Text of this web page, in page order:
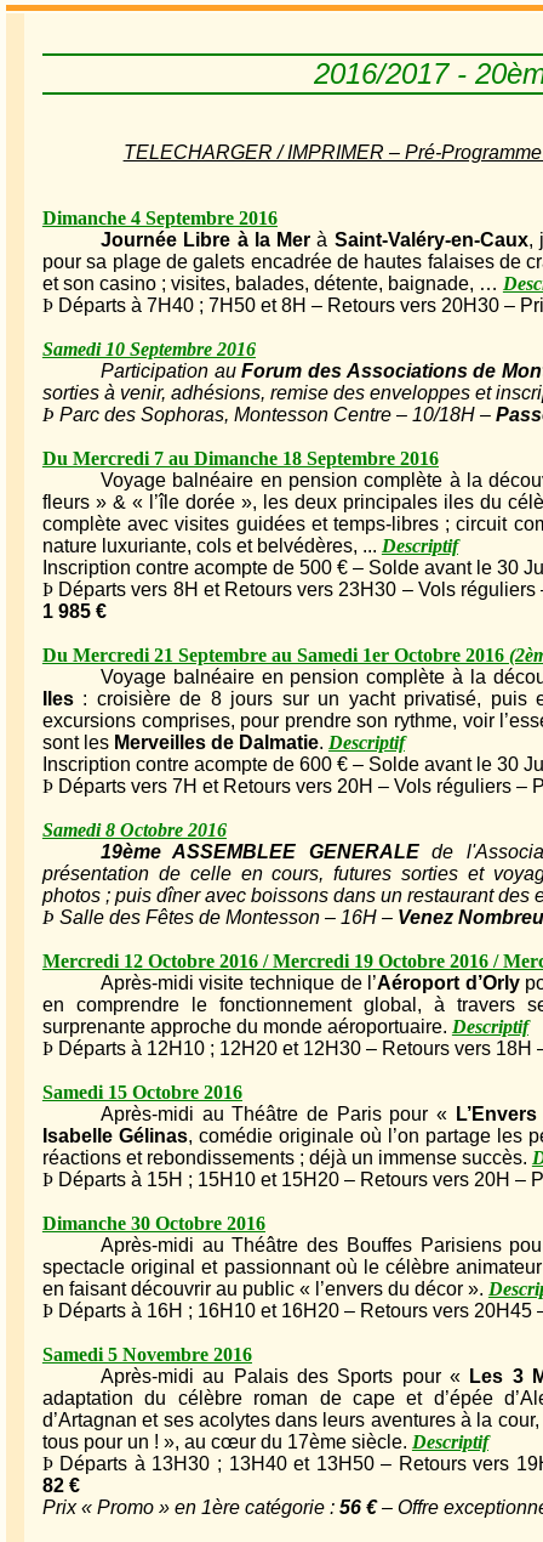
2016/2017 -
TELECHARGER / IMPRIMER – Pré-
Dimanche 4 Septembre 2016
Journée Libre à la Mer à Saint-Valéry-en-Caux,
pour sa plage de galets encadrée de hautes falaises de
et son casino ; visites, balades, détente, baignade, …
ÞDéparts à 7H40 ; 7H50 et 8H – Retours vers 20H30 –
Samedi 10 Septembre 2016
Participation auForum des Associations de
sorties à venir, adhésions, remise des enveloppes et
Þ Parc des Sophoras, Montesson Centre – 10/18H –
Du Mercredi 7 au Dimanche 18 Septembre 2016
Voyage balnéaire en pension complète à la
fleurs » & « l’île dorée », les deux principales iles du
complète avec visites guidées et temps-libres ; circuit
nature luxuriante, cols et belvédères, ... Descriptif
Inscription contre acompte de 500 € – Solde avant le 30
ÞDéparts vers 8H et Retours vers 23H30 – Vols
1 985 €
Du Mercredi 21 Septembre au Samedi 1er Octobre 2016
Voyage balnéaire en pension complète à la
Iles: croisière de 8 jours sur un yacht privatisé, puis
excursions comprises, pour prendre son rythme, voir
sont les Merveilles de Dalmatie. Descriptif
Inscription contre acompte de 600 € – Solde avant le 30
ÞDéparts vers 7H et Retours vers 20H – Vols réguliers –
Samedi 8 Octobre 2016
19ème ASSEMBLEE GENERALEde
présentation de celle en cours, futures sorties et
photos ; puis dîner avec boissons dans un restaurant des
Þ Salle des Fêtes de Montesson – 16H – Venez
Mercredi 12 Octobre 2016 / Mercredi 19 Octobre 2016 /
Après-midi visite technique de l’Aéroport d’Orly
en comprendre le fonctionnement global, à travers
surprenante approche du monde aéroportuaire. Descriptif
ÞDéparts à 12H10 ; 12H20 et 12H30 – Retours vers 18H
Samedi 15 Octobre 2016
Après-midi au Théâtre de Paris pour «
Isabelle Gélinas, comédie originale où l’on partage les
réactions et rebondissements ; déjà un immense succès.
ÞDéparts à 15H ; 15H10 et 15H20 – Retours vers 20H –
Dimanche 30 Octobre 2016
Après-midi au Théâtre des Bouffes Parisiens
spectacle original et passionnant où le célèbre
en faisant découvrir au public « l’envers du décor ».
ÞDéparts à 16H ; 16H10 et 16H20 – Retours vers 20H45
Samedi 5 Novembre 2016
Après-midi au Palais des Sports pour « Les 3
adaptation du célèbre roman de cape et d’épée
d’Artagnan et ses acolytes dans leurs aventures à la
tous pour un ! », au cœur du 17ème siècle. Descriptif
ÞDéparts à 13H30 ; 13H40 et 13H50 – Retours vers
82 €
Prix « Promo » en 1ère catégorie : 56 €– Offre